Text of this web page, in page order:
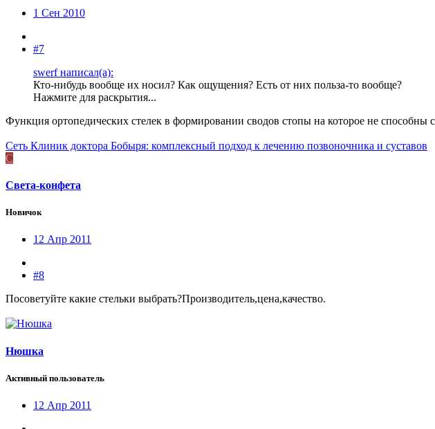
1 Сен 2010
#7
swerf написал(а):
Кто-нибудь вообще их носил? Как ощущения? Есть от них польза-то вообще?
Нажмите для раскрытия...
Функция ортопедических стелек в формировании сводов стопы на которое не
Сеть Клиник доктора Бобыря: комплексный подход к лечению позвоночника и суставов
С
Света-конфета
Новичок
12 Апр 2011
#8
Посоветуйте какие стельки выбрать?Производитель,цена,качество.
Нюшка
Активный пользователь
12 Апр 2011